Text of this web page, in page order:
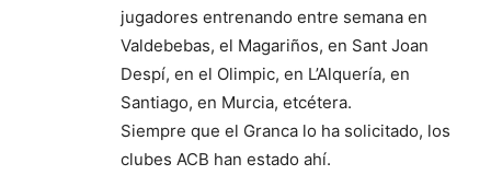
jugadores entrenando entre semana en
Valdebebas, el Magariños, en Sant Joan
Despí, en el Olimpic, en L’Alquería, en
Santiago, en Murcia, etcétera.
Siempre que el Granca lo ha solicitado, los
clubes ACB han estado ahí.